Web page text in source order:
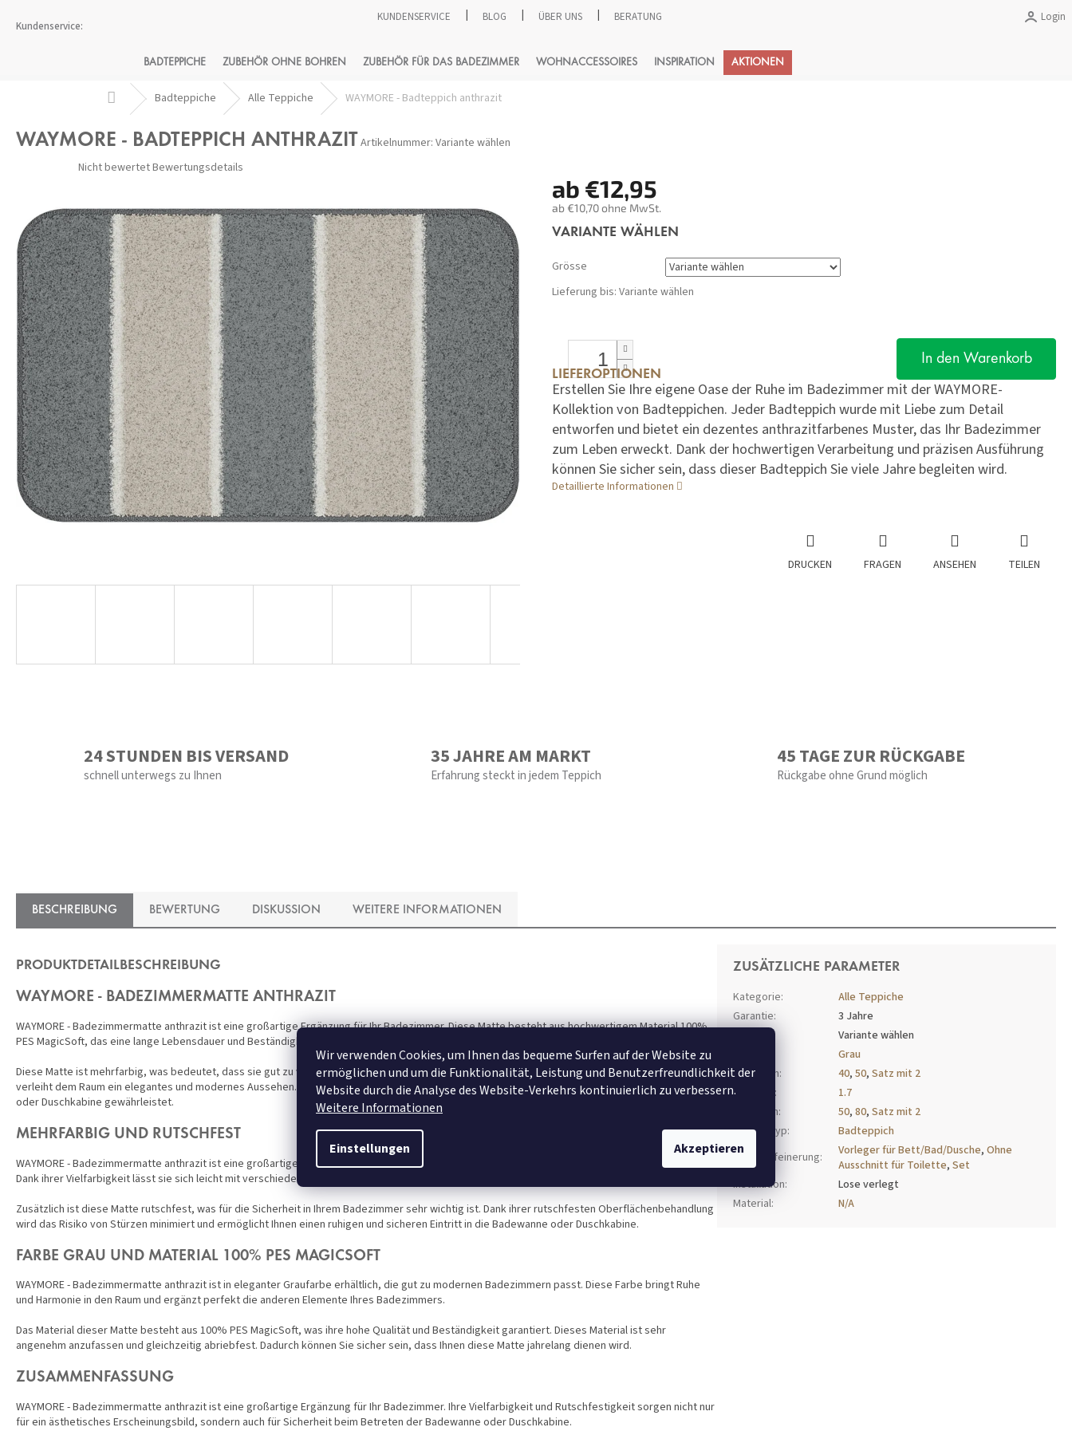
Wir verwenden Cookies, um Ihnen das bequeme Surfen auf der Website zu
ermöglichen und um die Funktionalität, Leistung und Benutzerfreundlichkeit der
Website durch die Analyse des Website-Verkehrs kontinuierlich zu verbessern.
Weitere Informationen
Einstellungen Akzeptieren
Inhalt
KUNDENSERVICE BLOG ÜBER UNS BERATUNG Login
Warenkorb
BADTEPPICHE ZUBEHÖR OHNE BOHREN ZUBEHÖR FÜR DAS BADEZIMMER WOHNACCESSOIRES INSPIRATION AKTIONEN
StartseiteBadteppiche Alle Teppiche WAYMORE - Badteppich anthrazit
WAYMORE - BADTEPPICH ANTHRAZIT Artikelnummer: Variante wählen
Die
durchschnittliche
von
5
Sternen.
Nicht bewertetBewertungsdetails
ab €12,95
ab €10,70ohne MwSt.
Verkaufspreis:
VARIANTE WÄHLEN
Grösse
Lieferung bis: Variante wählen
LIEFEROPTIONEN
In den Warenkorb
Erstellen Sie Ihre eigene Oase der Ruhe im Badezimmer mit der WAYMORE-
Kollektion von Badteppichen. Jeder Badteppich wurde mit Liebe zum Detail
entworfen und bietet ein dezentes anthrazitfarbenes Muster, das Ihr Badezimmer
zum Leben erweckt. Dank der hochwertigen Verarbeitung und präzisen Ausführung
können Sie sicher sein, dass dieser Badteppich Sie viele Jahre begleiten wird.
Detaillierte Informationen
DRUCKEN FRAGEN ANSEHEN TEILEN
24 STUNDEN BIS VERSAND
schnell unterwegs zu Ihnen
35 JAHRE AM MARKT
Erfahrung steckt in jedem Teppich
45 TAGE ZUR RÜCKGABE
Rückgabe ohne Grund möglich
BESCHREIBUNG BEWERTUNG DISKUSSION WEITERE INFORMATIONEN
PRODUKTDETAILBESCHREIBUNG
WAYMORE - BADEZIMMERMATTE ANTHRAZIT
WAYMORE - Badezimmermatte anthrazit ist eine großartige Ergänzung für Ihr Badezimmer. Diese Matte besteht aus hochwertigem Material 100%
PES MagicSoft, das eine lange Lebensdauer und Beständigkeit gegen Abnutzung gewährleistet.
Diese Matte ist mehrfarbig, was bedeutet, dass sie gut zu verschiedenen Farbschemata des Badezimmers passt. Ihre anthrazitfarbene Farbe
verleiht dem Raum ein elegantes und modernes Aussehen. Außerdem ist diese Matte rutschfest, was Sicherheit beim Betreten der Badewanne
oder Duschkabine gewährleistet.
MEHRFARBIG UND RUTSCHFEST
WAYMORE - Badezimmermatte anthrazit ist eine großartige Wahl für diejenigen, die ihrem Badezimmer einen farbigen Akzent hinzufügen möchten.
Dank ihrer Vielfarbigkeit lässt sie sich leicht mit verschiedenen Farbschemata abstimmen und verleiht dem Raum Lebendigkeit und Originalität.
Zusätzlich ist diese Matte rutschfest, was für die Sicherheit in Ihrem Badezimmer sehr wichtig ist. Dank ihrer rutschfesten Oberflächenbehandlung
wird das Risiko von Stürzen minimiert und ermöglicht Ihnen einen ruhigen und sicheren Eintritt in die Badewanne oder Duschkabine.
FARBE GRAU UND MATERIAL 100% PES MAGICSOFT
WAYMORE - Badezimmermatte anthrazit ist in eleganter Graufarbe erhältlich, die gut zu modernen Badezimmern passt. Diese Farbe bringt Ruhe
und Harmonie in den Raum und ergänzt perfekt die anderen Elemente Ihres Badezimmers.
Das Material dieser Matte besteht aus 100% PES MagicSoft, was ihre hohe Qualität und Beständigkeit garantiert. Dieses Material ist sehr
angenehm anzufassen und gleichzeitig abriebfest. Dadurch können Sie sicher sein, dass Ihnen diese Matte jahrelang dienen wird.
ZUSAMMENFASSUNG
WAYMORE - Badezimmermatte anthrazit ist eine großartige Ergänzung für Ihr Badezimmer. Ihre Vielfarbigkeit und Rutschfestigkeit sorgen nicht nur
für ein ästhetisches Erscheinungsbild, sondern auch für Sicherheit beim Betreten der Badewanne oder Duschkabine.
ZUSÄTZLICHE PARAMETER
Kategorie:
Alle Teppiche
Garantie:
3 Jahre
Variante wählen
Grau
Breite cm: 40,50,Satz mit 2
Höhe cm :
1.7
Länge cm: 50,80,Satz mit 2
Produkttyp:
Badteppich
Formverfeinerung: Vorleger für Bett/Bad/Dusche,Ohne
Ausschnitt für Toilette,Set
Installation:
Lose verlegt
Material: N/A